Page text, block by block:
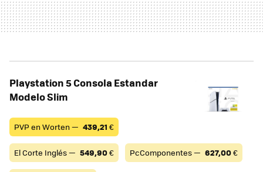
Playstation 5 Consola Estandar
Modelo Slim
PVP en Worten — 439,21 €
El Corte Inglés — 549,90€ PcComponentes — 627,00€